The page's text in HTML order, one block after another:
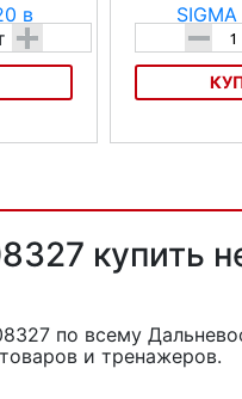
+ -
купить
по всему
и тренажеров.